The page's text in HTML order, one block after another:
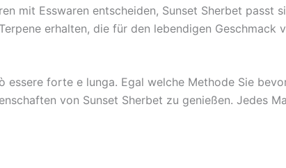
mit Esswaren entscheiden, Sunset Sherbet passt
erhalten, die für den lebendigen Geschmack
forte e lunga. Egal welche Methode Sie
von Sunset Sherbet zu genießen. Jedes